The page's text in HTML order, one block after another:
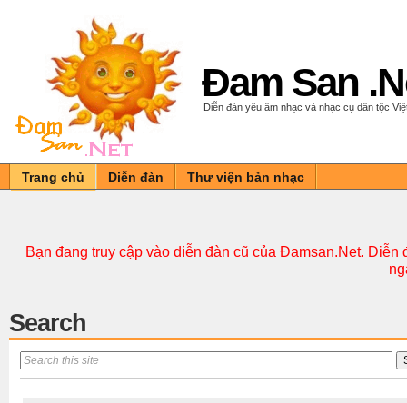
Đam San
Diễn đàn yêu âm nhạc và nhạc cụ dân tộc
Trang chủ Diễn đàn Thư viện bản nhạc
Bạn đang truy cập vào diễn đàn cũ của Đamsan.Net.
Search